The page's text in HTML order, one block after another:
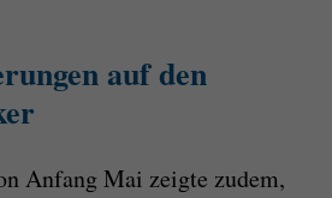
auf den
Anfang Mai zeigte zudem,